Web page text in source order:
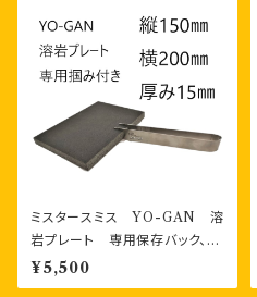
ミスタースミス YO-GAN 溶
岩プレート 専用保存バック、専
用掴みジグ付き
¥5,500